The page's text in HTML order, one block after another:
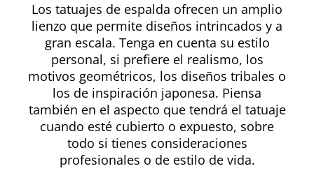
Los tatuajes de espalda ofrecen un amplio
lienzo que permite diseños intrincados y a
gran escala. Tenga en cuenta su estilo
personal, si prefiere el realismo, los
motivos geométricos, los diseños tribales o
los de inspiración japonesa. Piensa
también en el aspecto que tendrá el tatuaje
cuando esté cubierto o expuesto, sobre
todo si tienes consideraciones
profesionales o de estilo de vida.